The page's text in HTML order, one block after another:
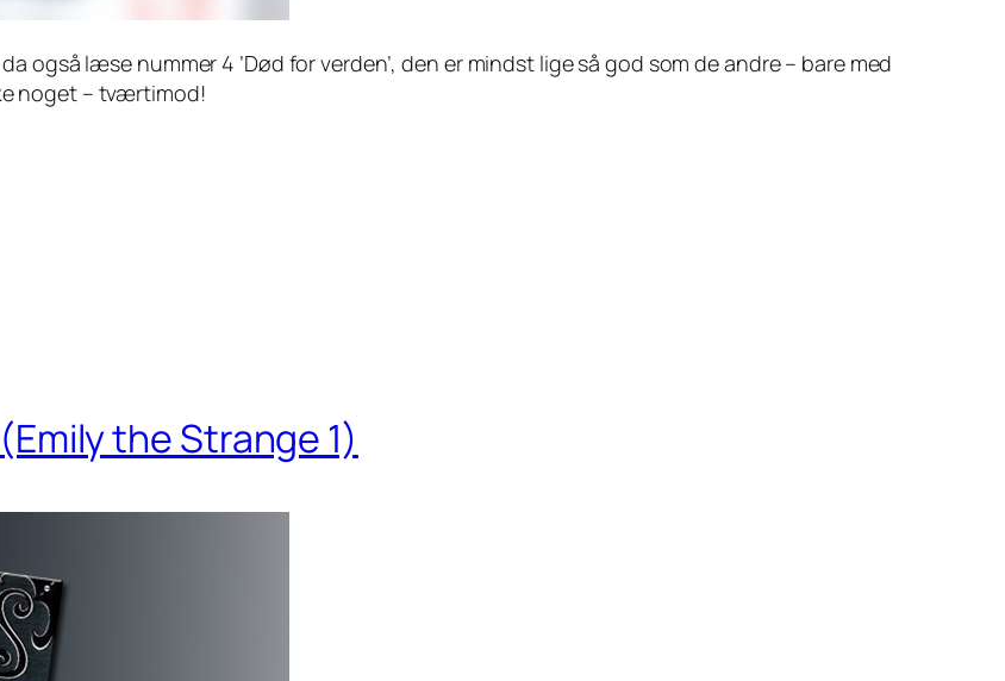
da også læse nummer 4 ’Død for verden’, den er mindst lige så god som de andre – bare med
noget – tværtimod!
the Strange 1)